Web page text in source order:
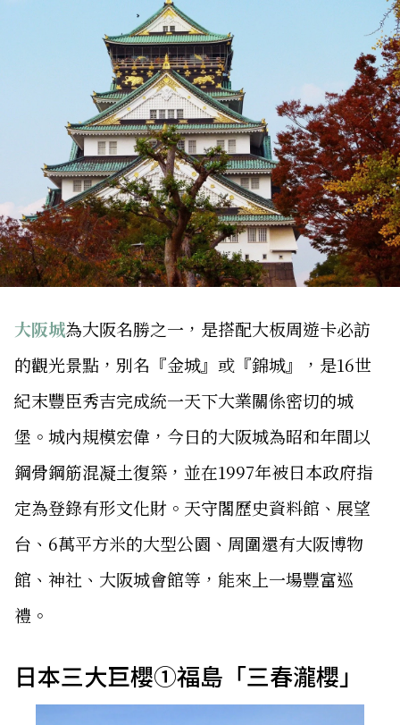
大阪城為大阪名勝之一，是搭配大板周遊卡必訪
的觀光景點，別名『金城』或『錦城』，是16世
紀末豐臣秀吉完成統一天下大業關係密切的城
堡。城內規模宏偉，今日的大阪城為昭和年間以
鋼骨鋼筋混凝土復築，並在1997年被日本政府指
定為登錄有形文化財。天守閣歷史資料館、展望
台、6萬平方米的大型公園、周圍還有大阪博物
館、神社、大阪城會館等，能來上一場豐富巡
禮。
日本三大巨櫻①福島「三春瀧櫻」